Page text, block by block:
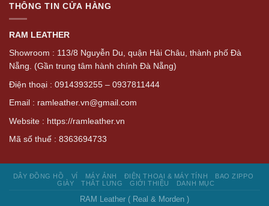
THÔNG TIN CỬA HÀNG
RAM LEATHER
Showroom : 113/8 Nguyễn Du, quận Hải Châu, thành phố Đà
Nẵng. (Gần trung tâm hành chính Đà Nẵng)
Điện thoại : 0914393255 – 0937811444
Email : ramleather.vn@gmail.com
Website : https://ramleather.vn
Mã số thuế : 8363694733
DÂY ĐỒNG HỒ VÍ MÁY ẢNH ĐIỆN THOẠI & MÁY TÍNH
BAO ZIPPO
GIÀY
THẮT LƯNG GIỚI THIỆU DANH MỤC
RAM Leather ( Real & Morden )